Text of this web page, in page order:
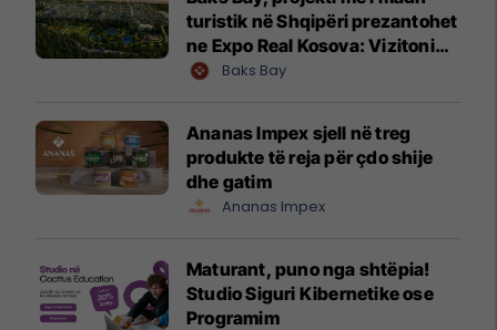
turistik në Shqipëri prezantohet
ne Expo Real Kosova: Vizitoni
shtandin dhe zbuloni
Baks Bay
Ananas Impex sjell në treg
produkte të reja për çdo shije
dhe gatim
Ananas Impex
Maturant, puno nga shtëpia!
Studio Siguri Kibernetike ose
Programim